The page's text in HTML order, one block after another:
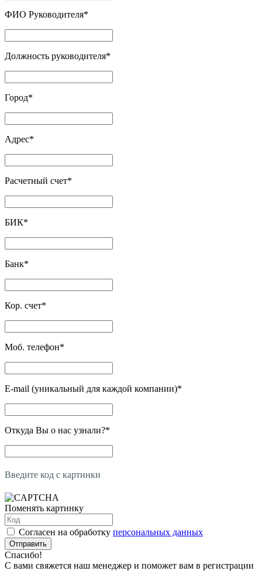
ФИО Руководителя*
Должность руководителя*
Город*
Адрес*
Расчетный счет*
БИК*
Банк*
Кор. счет*
Моб. телефон*
E-mail (уникальный для каждой компании)*
Откуда Вы о нас узнали?*
Введите код с картинки
Поменять картинку
Согласен на обработку персональных данных
Отправить
Спасибо!
С вами свяжется наш менеджер и поможет вам в регистрации